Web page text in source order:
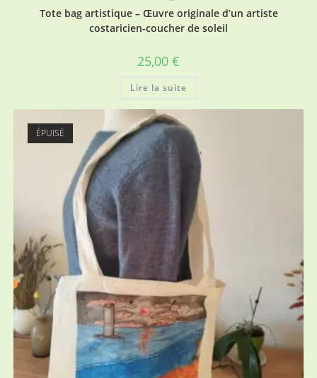
Tote bag artistique – Œuvre originale d’un artiste
costaricien-coucher de soleil
25,00 €
Lire la suite
ÉPUISÉ